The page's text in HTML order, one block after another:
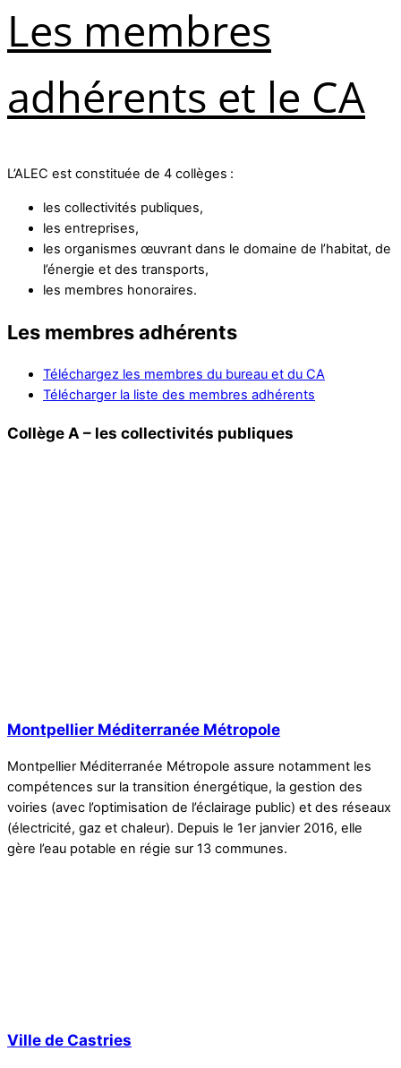
Les membres
adhérents et le CA
L’ALEC est constituée de 4 collèges :
les collectivités publiques,
les entreprises,
les organismes œuvrant dans le domaine de l’habitat, de
l’énergie et des transports,
les membres honoraires.
Les membres adhérents
Téléchargez les membres du bureau et du CA
Télécharger la liste des membres adhérents
Collège A – les collectivités publiques
Montpellier Méditerranée Métropole
Montpellier Méditerranée Métropole assure notamment les
compétences sur la transition énergétique, la gestion des
voiries (avec l’optimisation de l’éclairage public) et des réseaux
(électricité, gaz et chaleur). Depuis le 1er janvier 2016, elle
gère l’eau potable en régie sur 13 communes.
Ville de Castries